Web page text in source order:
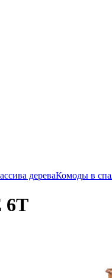
дереваКомоды в
6T